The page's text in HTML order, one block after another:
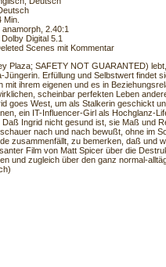
Min.
anamorph, 2.40:1
Dolby Digital 5.1
Scenes mit Kommentar
Plaza; SAFETY NOT GUARANTED)
Jüngerin. Erfüllung und Selbstwert findet
mit ihrem eigenen und es in
scheinbar perfekten Leben
goes West, um als Stalkerin geschickt
ein IT-Influencer-Girl als Hochglanz-
Daß Ingrid nicht gesund ist, sie Maß und
nach und nach bewußt, ohne im
zusammenfällt, zu bemerken, daß und
Film von Matt Spicer über die
und zugleich über den ganz normal-